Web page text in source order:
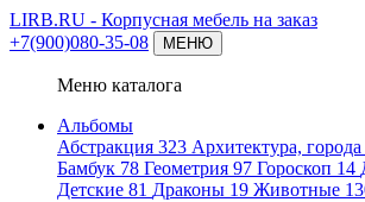
LIRB.RU - Корпусная мебель на заказ
+7(900)080-35-08
МЕНЮ
Меню каталога
Альбомы
Абстракция 323 Архитектура, города
Бамбук 78 Геометрия 97 Гороскоп 14
Детские 81 Драконы 19 Животные